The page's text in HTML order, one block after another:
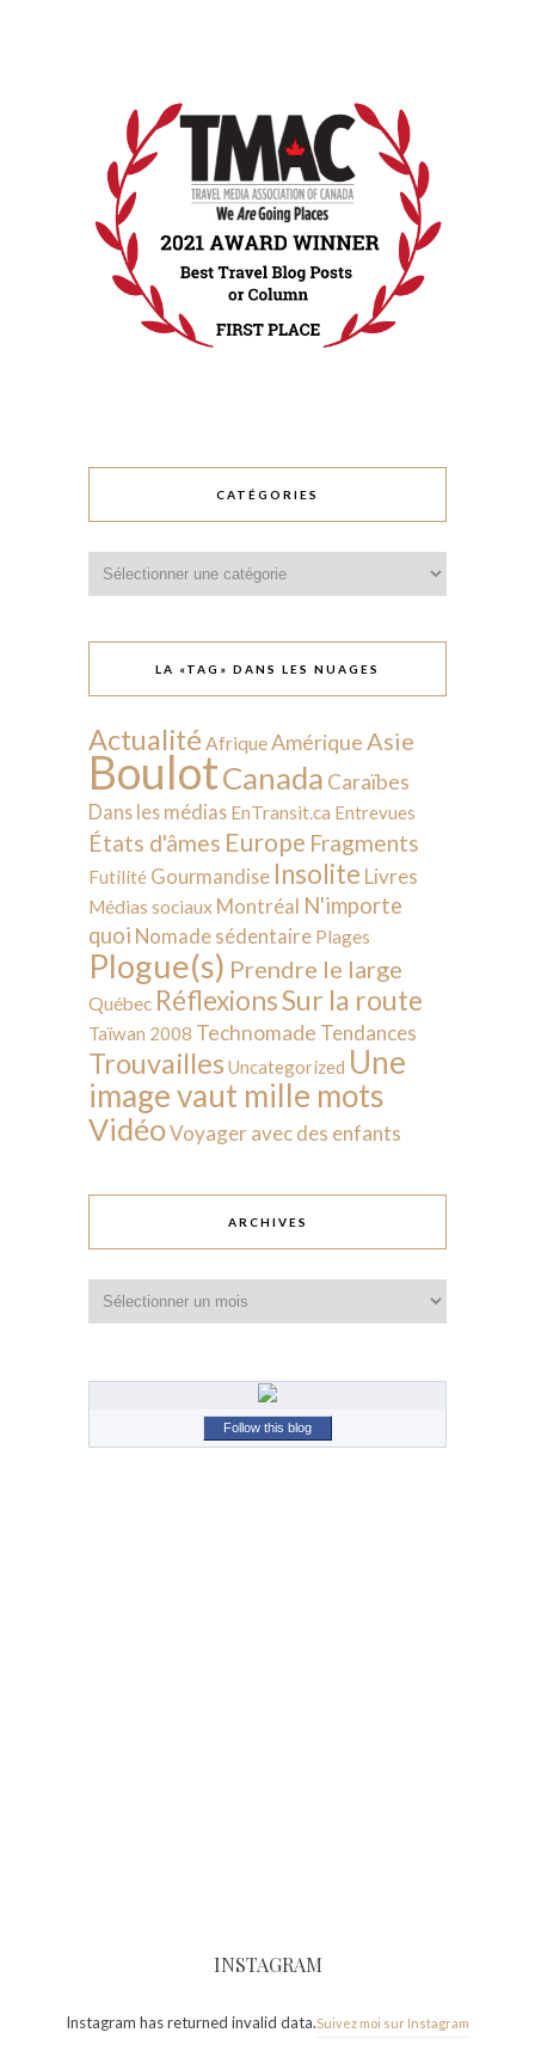
CATÉGORIES
LA «TAG» DANS LES NUAGES
Actualité AfriqueAmérique Asie
BoulotCanada Caraïbes
Dans les médias EnTransit.ca Entrevues
États d'âmes Europe Fragments
Futilité Gourmandise Insolite Livres
Médias sociaux Montréal N'importe
quoi Nomade sédentaire Plages
Plogue(s) Prendre le large
Québec RéflexionsSur la route
Taïwan 2008 Technomade Tendances
Trouvailles Uncategorized Une
image vaut mille mots
VidéoVoyager avec des enfants
ARCHIVES
Follow this blog
INSTAGRAM
Instagram has returned invalid data.Suivez moi sur Instagram